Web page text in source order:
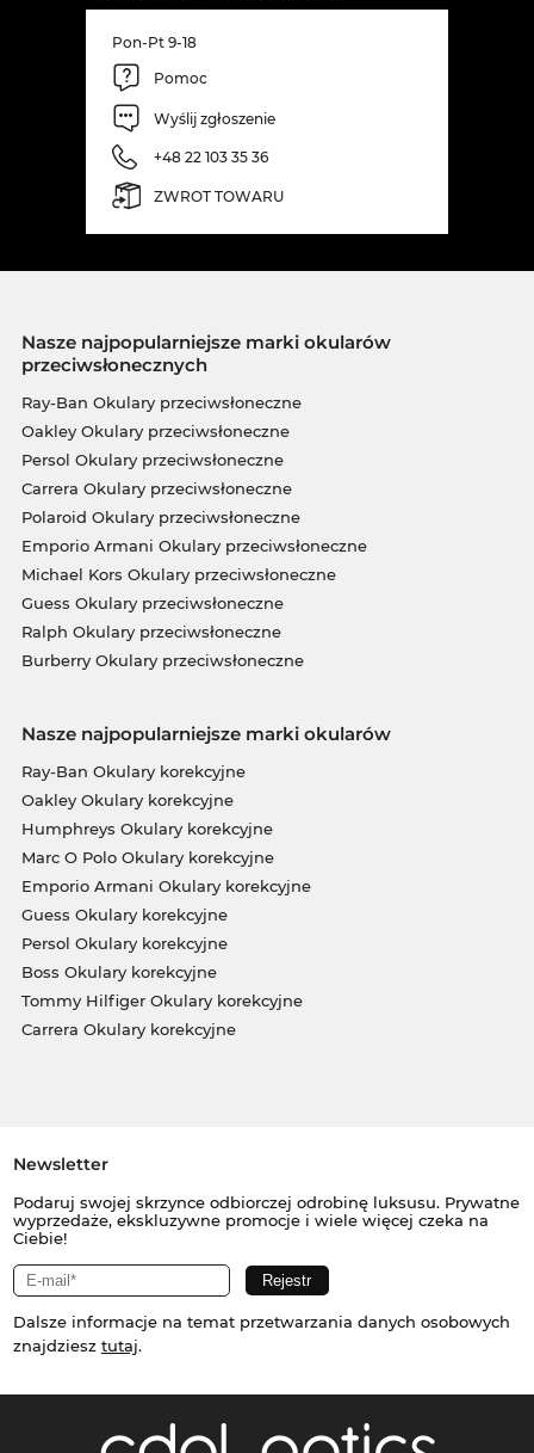
Pon-Pt 9-18
Pomoc
Wyślij zgłoszenie
+48 22 103 35 36
ZWROT TOWARU
Nasze najpopularniejsze marki okularów
przeciwsłonecznych
Ray-Ban Okulary przeciwsłoneczne
Oakley Okulary przeciwsłoneczne
Persol Okulary przeciwsłoneczne
Carrera Okulary przeciwsłoneczne
Polaroid Okulary przeciwsłoneczne
Emporio Armani Okulary przeciwsłoneczne
Michael Kors Okulary przeciwsłoneczne
Guess Okulary przeciwsłoneczne
Ralph Okulary przeciwsłoneczne
Burberry Okulary przeciwsłoneczne
Nasze najpopularniejsze marki okularów
Ray-Ban Okulary korekcyjne
Oakley Okulary korekcyjne
Humphreys Okulary korekcyjne
Marc O Polo Okulary korekcyjne
Emporio Armani Okulary korekcyjne
Guess Okulary korekcyjne
Persol Okulary korekcyjne
Boss Okulary korekcyjne
Tommy Hilfiger Okulary korekcyjne
Carrera Okulary korekcyjne
Newsletter
Podaruj swojej skrzynce odbiorczej odrobinę luksusu. Prywatne
wyprzedaże, ekskluzywne promocje i wiele więcej czeka na
Ciebie!
Dalsze informacje na temat przetwarzania danych osobowych
znajdziesz tutaj.